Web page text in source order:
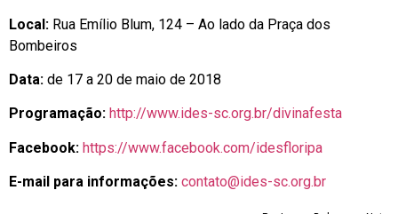
Local: Rua Emílio Blum, 124 – Ao lado da Praça dos
Bombeiros
Data: de 17 a 20 de maio de 2018
Programação: http://www.ides-sc.org.br/divinafesta
Facebook: https://www.facebook.com/idesfloripa
E-mail para informações: contato@ides-sc.org.br